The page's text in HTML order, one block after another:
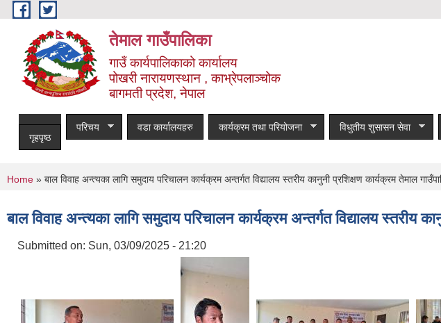
Skip to main content
तेमाल गाउँपालिका
गाउँ कार्यपालिकाको कार्यालय
पोखरी नारायणस्थान , काभ्रेपलाञ्चोक ‌‌‍‍‍‍‍‍
बागमती प्रदेश, नेपाल
गृहपृष्ठ
परिचय वडा कार्यालयहरु कार्यक्रम तथा परियोजना विधुतीय शुसासन सेवा
You are here
Home » बाल विवाह अन्त्यका लागि समुदाय परिचालन कार्यक्रम अन्तर्गत विद्यालय स्तरीय कानुनी प्रशिक्षण कार्यक्रम तेमाल
बाल विवाह अन्त्यका लागि समुदाय परिचालन कार्यक्रम अन्तर्गत विद्यालय स्तरीय
Submitted on: Sun, 03/09/2025 - 21:20